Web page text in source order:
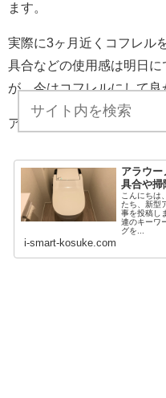
ます。
実際に3ヶ月近くコフレル
具合などの使用感は明日
が、今はコフレルにして
アラウーノ・トイレ関連
アラウ
具合や掃
こんにちは
たち、新型
事を投稿し
連のキーワ
グを...
i-smart-kosuke.com